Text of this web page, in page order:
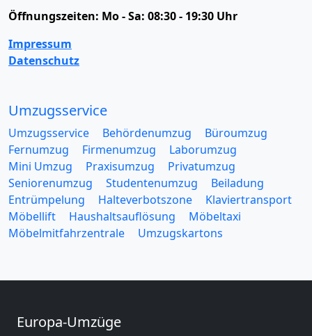
Öffnungszeiten: Mo - Sa: 08:30 - 19:30 Uhr
Impressum
Datenschutz
Umzugsservice
Umzugsservice Behördenumzug
Büroumzug
Fernumzug
Firmenumzug
Laborumzug
Mini Umzug
Praxisumzug
Privatumzug
Seniorenumzug
Studentenumzug
Beiladung
Entrümpelung
Halteverbotszone
Klaviertransport
Möbellift
Haushaltsauflösung
Möbeltaxi
Möbelmitfahrzentrale
Umzugskartons
Europa-Umzüge